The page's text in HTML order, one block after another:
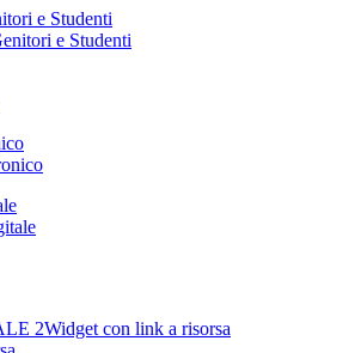
e Studenti
Widget con link a risorsa